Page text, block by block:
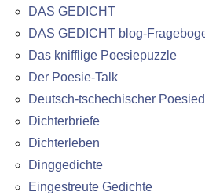
DAS GEDICHT
DAS GEDICHT blog-
Das knifflige Poesiepuzzle
Der Poesie-Talk
Deutsch-tschechischer
Dichterbriefe
Dichterleben
Dinggedichte
Eingestreute Gedichte